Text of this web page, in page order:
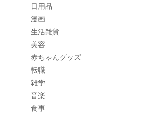
日用品
漫画
生活雑貨
美容
赤ちゃんグッズ
転職
雑学
音楽
食事